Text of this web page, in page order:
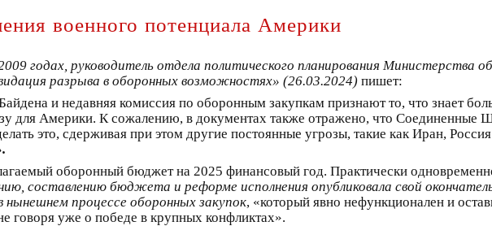
военного потенциала Америки
годах, руководитель отдела политического планирования Министерства
разрыва в оборонных возможностях» (26.03.2024) пишет:
и недавняя комиссия по оборонным закупкам признают то, что знает
для Америки. К сожалению, в документах также отражено, что Соединенные
это, сдерживая при этом другие постоянные угрозы, такие как Иран,
оборонный бюджет на 2025 финансовый год. Практически
составлению бюджета и реформе исполнения опубликовала свой
процессе оборонных закупок, «который явно нефункционален и
говоря уже о победе в крупных конфликтах».